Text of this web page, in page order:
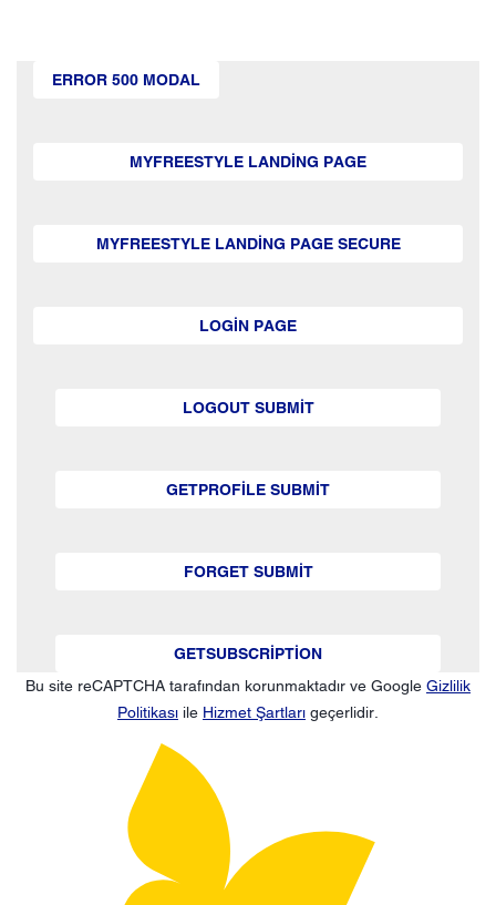
ERROR 500 MODAL
MYFREESTYLE LANDING PAGE
MYFREESTYLE LANDING PAGE SECURE
LOGIN PAGE
LOGOUT SUBMIT
GETPROFILE SUBMIT
FORGET SUBMIT
GETSUBSCRIPTION
Bu site reCAPTCHA tarafından korunmaktadır ve Google Gizlilik
Politikası ile Hizmet Şartları geçerlidir.